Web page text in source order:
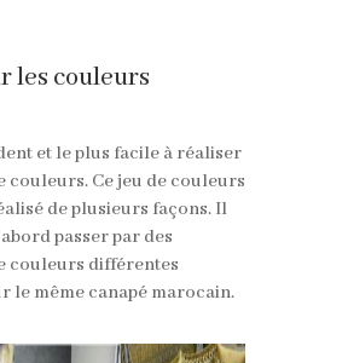
les couleurs
et le plus facile à réaliser
couleurs. Ce jeu de couleurs
de plusieurs façons. Il
passer par des
couleurs différentes
le même canapé marocain.